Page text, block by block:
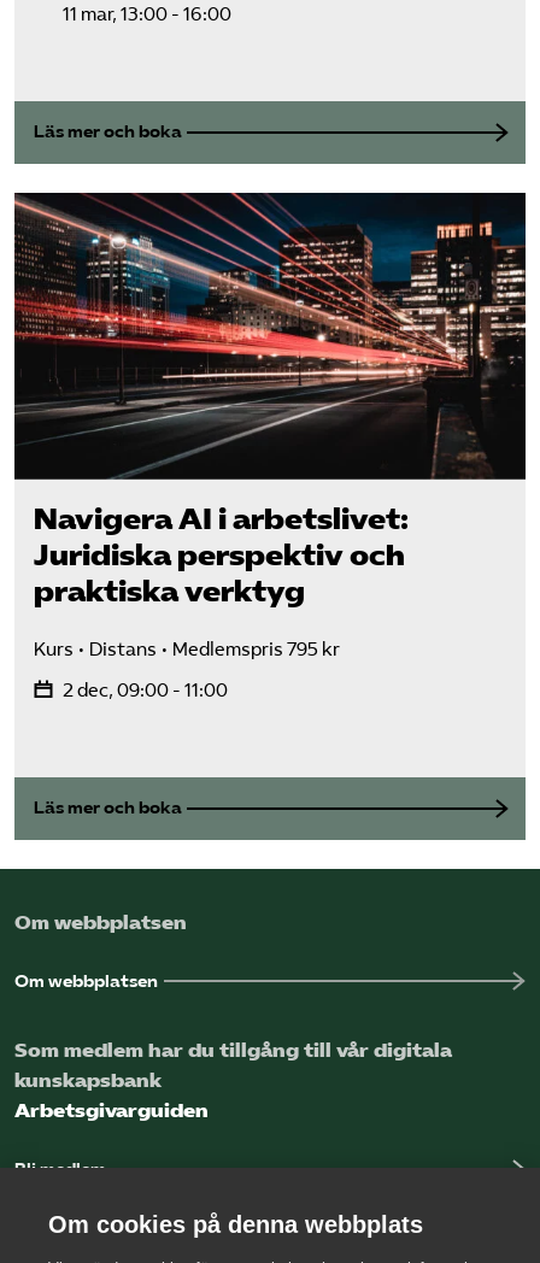
Sök på kompetensforetagen.se
In english
11 mar, 13:00 - 16:00
Läs mer och boka
Navigera AI i arbetslivet:
Juridiska perspektiv och
praktiska verktyg
Kurs Distans
Medlemspris 795 kr
2 dec, 09:00 - 11:00
Läs mer och boka
Om webbplatsen
Om webbplatsen
Som medlem har du tillgång till vår digitala
kunskapsbank
Arbetsgivarguiden
Bli medlem
Om cookies på denna webbplats